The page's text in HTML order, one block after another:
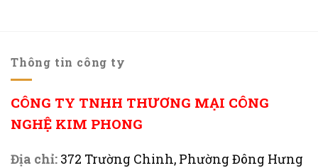
Thông tin công ty
CÔNG TY TNHH THƯƠNG MẠI CÔNG
NGHỆ KIM PHONG
Địa chỉ: 372 Trường Chinh, Phường Đông Hưng